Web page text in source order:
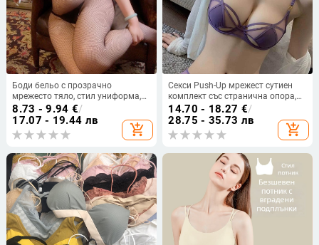
Боди бельо с прозрачно
мрежесто тяло, стил униформа,
полиестерна материя
8.73 - 9.94 €/
17.07 - 19.44 лв
add_shopping_cart
Секси Push-Up мрежест сутиен
комплект със странична опора,
комфортно бельо за голям
размер, чашки 3/4, тънки
формовани чашки
14.70 - 18.27 €/
28.75 - 35.73 лв
add_shopping_cart